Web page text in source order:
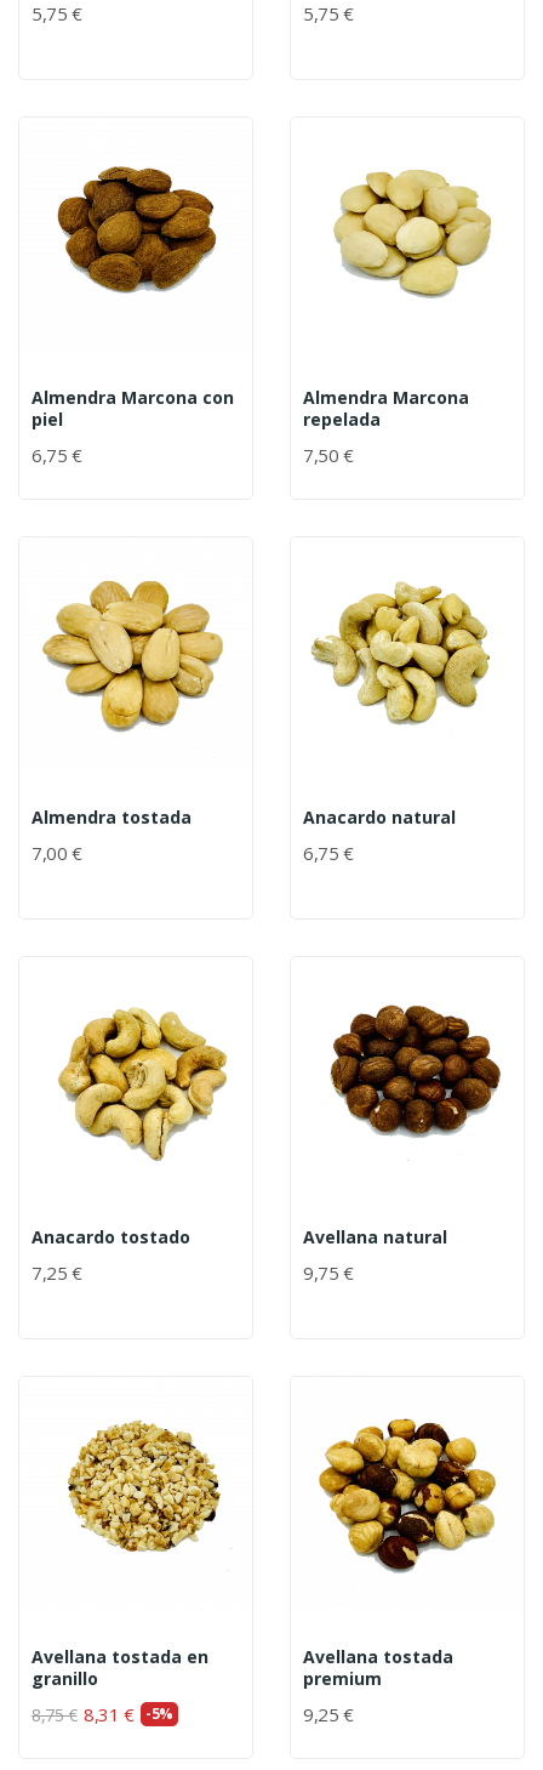
5,75 € 5,75 €
Almendra Marcona con
piel
6,75 €
Almendra Marcona
repelada
7,50 €
Almendra tostada
7,00 €
Anacardo natural
6,75 €
Anacardo tostado
7,25 €
Avellana natural
9,75 €
Avellana tostada en
granillo
8,75 € 8,31 € -5%
Avellana tostada
premium
9,25 €